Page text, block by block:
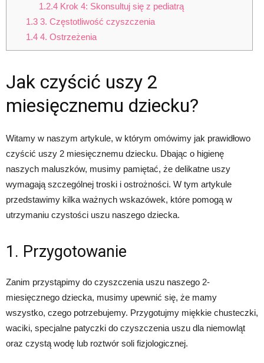
1.2.4 Krok 4: Skonsultuj się z pediatrą
1.33. Częstotliwość czyszczenia
1.44. Ostrzeżenia
Jak czyścić uszy 2
miesięcznemu dziecku?
Witamy w naszym artykule, w którym omówimy jak prawidłowo
czyścić uszy 2 miesięcznemu dziecku. Dbając o higienę
naszych maluszków, musimy pamiętać, że delikatne uszy
wymagają szczególnej troski i ostrożności. W tym artykule
przedstawimy kilka ważnych wskazówek, które pomogą w
utrzymaniu czystości uszu naszego dziecka.
1. Przygotowanie
Zanim przystąpimy do czyszczenia uszu naszego 2-
miesięcznego dziecka, musimy upewnić się, że mamy
wszystko, czego potrzebujemy. Przygotujmy miękkie chusteczki,
waciki, specjalne patyczki do czyszczenia uszu dla niemowląt
oraz czystą wodę lub roztwór soli fizjologicznej.